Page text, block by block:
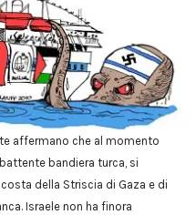
affermano che al momento
bandiera turca, si
della Striscia di Gaza e di
Israele non ha finora